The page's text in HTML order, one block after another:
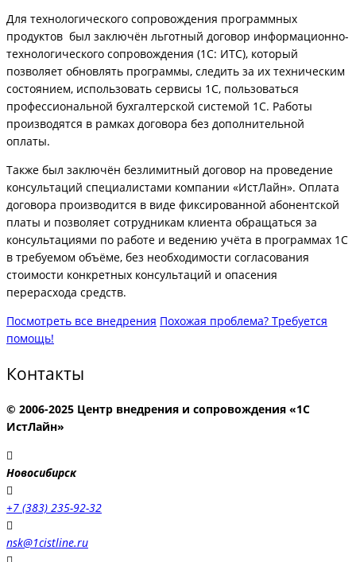
Для технологического сопровождения программных
продуктов был заключён льготный договор информационно-
технологического сопровождения (1С: ИТС), который
позволяет обновлять программы, следить за их техническим
состоянием, использовать сервисы 1С, пользоваться
профессиональной бухгалтерской системой 1С. Работы
производятся в рамках договора без дополнительной
оплаты.
Также был заключён безлимитный договор на проведение
консультаций специалистами компании «ИстЛайн». Оплата
договора производится в виде фиксированной абонентской
платы и позволяет сотрудникам клиента обращаться за
консультациями по работе и ведению учёта в программах 1С
в требуемом объёме, без необходимости согласования
стоимости конкретных консультаций и опасения
перерасхода средств.
Посмотреть все внедрения Похожая проблема? Требуется
помощь!
Контакты
© 2006-2025 Центр внедрения и сопровождения «1С
ИстЛайн»
Новосибирск
+7 (383) 235-92-32
nsk@1cistline.ru